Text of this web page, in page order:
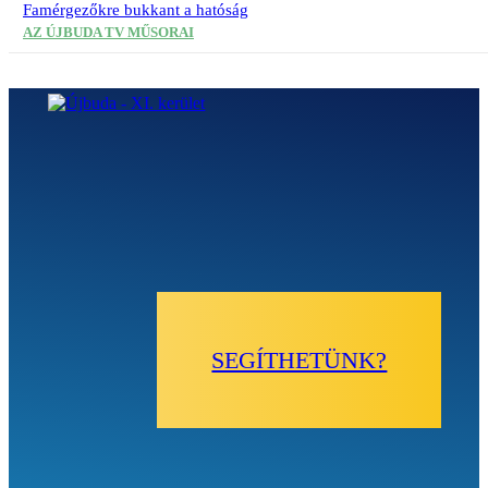
Famérgezőkre bukkant a hatóság
AZ ÚJBUDA TV MŰSORAI
SEGÍTHETÜNK?